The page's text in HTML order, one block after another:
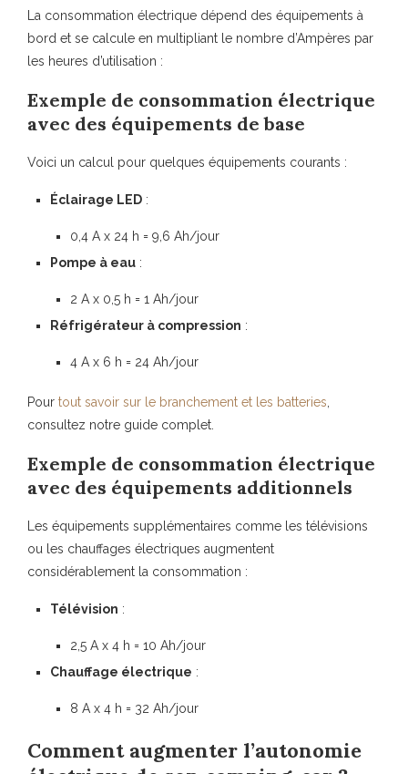
La consommation électrique dépend des équipements à
bord et se calcule en multipliant le nombre d’Ampères par
les heures d’utilisation :
Exemple de consommation électrique
avec des équipements de base
Voici un calcul pour quelques équipements courants :
Éclairage LED :
0,4 A x 24 h = 9,6 Ah/jour
Pompe à eau :
2 A x 0,5 h = 1 Ah/jour
Réfrigérateur à compression :
4 A x 6 h = 24 Ah/jour
Pour tout savoir sur le branchement et les batteries
consultez notre guide complet.
Exemple de consommation électrique
avec des équipements additionnels
Les équipements supplémentaires comme les télévisions
ou les chauffages électriques augmentent
considérablement la consommation :
Télévision :
2,5 A x 4 h = 10 Ah/jour
Chauffage électrique :
8 A x 4 h = 32 Ah/jour
Comment augmenter l’autonomie